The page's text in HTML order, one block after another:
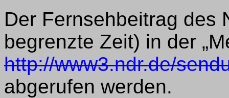
Der Fernsehbeitrag des
begrenzte Zeit) in der
http://www3.ndr.de/
abgerufen werden.